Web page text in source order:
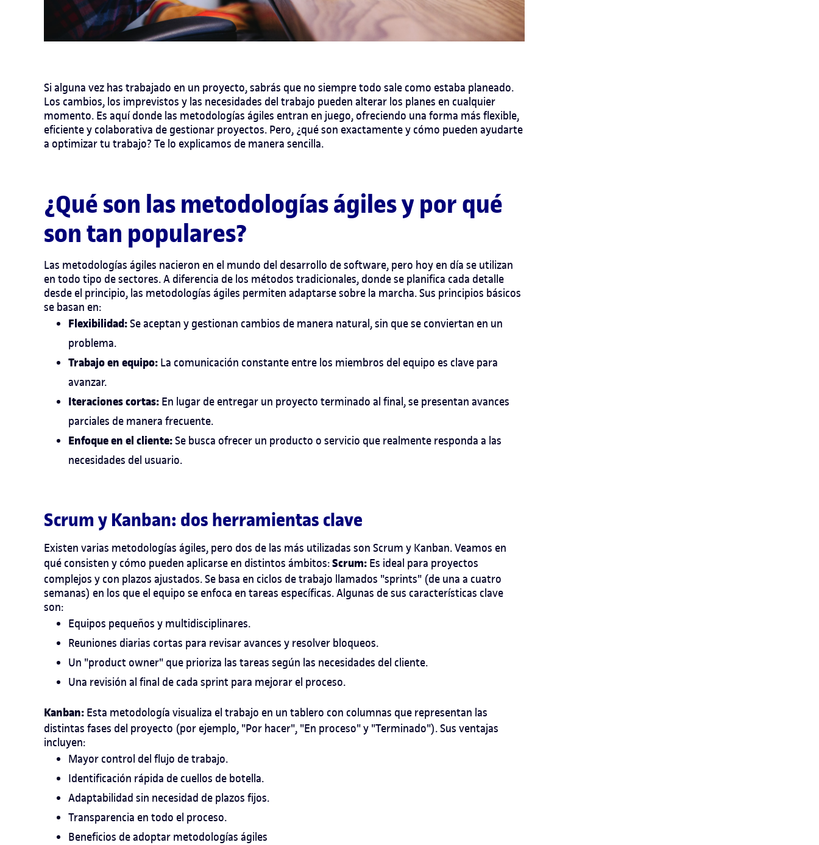
Si alguna vez has trabajado en un proyecto, sabrás que no siempre todo sale como estaba planeado.
Los cambios, los imprevistos y las necesidades del trabajo pueden alterar los planes en cualquier
momento. Es aquí donde las metodologías ágiles entran en juego, ofreciendo una forma más flexible,
eficiente y colaborativa de gestionar proyectos. Pero, ¿qué son exactamente y cómo pueden ayudarte
a optimizar tu trabajo? Te lo explicamos de manera sencilla.
¿Qué son las metodologías ágiles y por qué
son tan populares?
Las metodologías ágiles nacieron en el mundo del desarrollo de software, pero hoy en día se utilizan
en todo tipo de sectores. A diferencia de los métodos tradicionales, donde se planifica cada detalle
desde el principio, las metodologías ágiles permiten adaptarse sobre la marcha. Sus principios básicos
se basan en:
Flexibilidad:Se aceptan y gestionan cambios de manera natural, sin que se conviertan en un
problema.
Trabajo en equipo: La comunicación constante entre los miembros del equipo es clave para
avanzar.
Iteraciones cortas: En lugar de entregar un proyecto terminado al final, se presentan avances
parciales de manera frecuente.
Enfoque en el cliente:Se busca ofrecer un producto o servicio que realmente responda a las
necesidades del usuario.
Scrum y Kanban: dos herramientas clave
Existen varias metodologías ágiles, pero dos de las más utilizadas son Scrum y Kanban. Veamos en
qué consisten y cómo pueden aplicarse en distintos ámbitos:Scrum: Es ideal para proyectos
complejos y con plazos ajustados. Se basa en ciclos de trabajo llamados "sprints" (de una a cuatro
semanas) en los que el equipo se enfoca en tareas específicas. Algunas de sus características clave
son:
Equipos pequeños y multidisciplinares.
Reuniones diarias cortas para revisar avances y resolver bloqueos.
Un "product owner" que prioriza las tareas según las necesidades del cliente.
Una revisión al final de cada sprint para mejorar el proceso.
Kanban: Esta metodología visualiza el trabajo en un tablero con columnas que representan las
distintas fases del proyecto (por ejemplo, "Por hacer", "En proceso" y "Terminado"). Sus ventajas
incluyen:
Mayor control del flujo de trabajo.
Identificación rápida de cuellos de botella.
Adaptabilidad sin necesidad de plazos fijos.
Transparencia en todo el proceso.
Beneficios de adoptar metodologías ágiles